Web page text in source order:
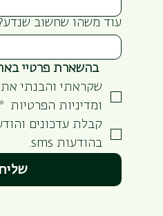
עוד משהו שחשוב שנדע?
בהשארת פרטיי
ומדיניות הפרטיות
*
בהודעות sms.